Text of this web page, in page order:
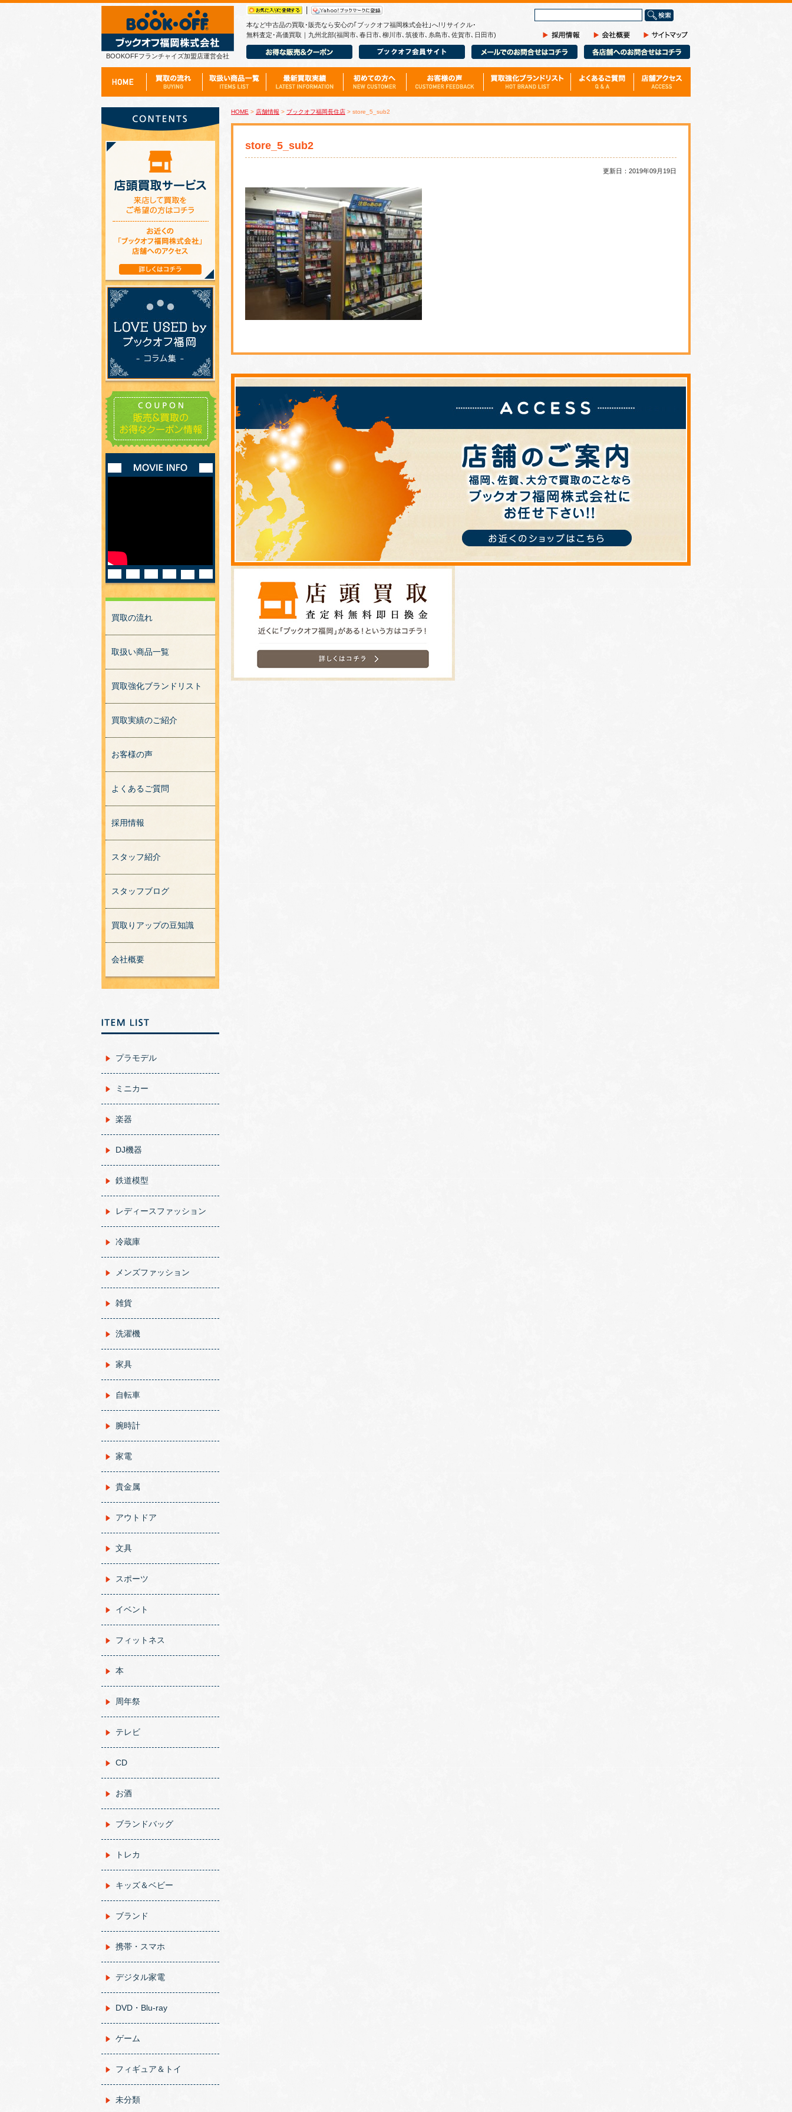
BOOKOFFフランチャイズ加盟店運営会社
本など中古品の買取･販売なら安心の｢ブックオフ福岡株式会社｣へ!リサイクル･
無料査定･高価買取｜九州北部(福岡市､春日市､柳川市､筑後市､糸島市､佐賀市､日田市)
内
検
索
HOME > 店舗情報 > ブックオフ福岡長住店 > store_5_sub2
store_5_sub2
更新日：2019年09月19日
買取の流れ
取扱い商品一覧
買取強化ブランドリスト
買取実績のご紹介
お客様の声
よくあるご質問
採用情報
スタッフ紹介
スタッフブログ
買取りアップの豆知識
会社概要
プラモデル
ミニカー
楽器
DJ機器
鉄道模型
レディースファッション
冷蔵庫
メンズファッション
雑貨
洗濯機
家具
自転車
腕時計
家電
貴金属
アウトドア
文具
スポーツ
イベント
フィットネス
本
周年祭
テレビ
CD
お酒
ブランドバッグ
トレカ
キッズ＆ベビー
ブランド
携帯・スマホ
デジタル家電
DVD・Blu-ray
ゲーム
フィギュア＆トイ
未分類